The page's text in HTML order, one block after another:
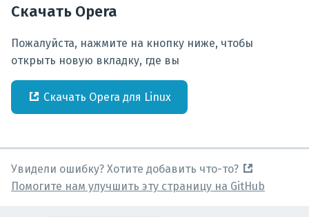
Скачать Opera
Пожалуйста, нажмите на кнопку ниже, чтобы
открыть новую вкладку, где вы
Скачать Opera для Linux
Увидели ошибку? Хотите добавить что-то?
Помогите нам улучшить эту страницу на GitHub